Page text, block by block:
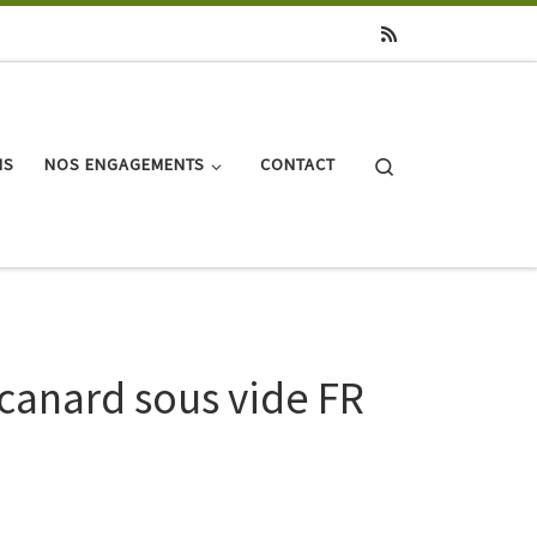
NOS ENGAGEMENTS CONTACT
sous vide FR